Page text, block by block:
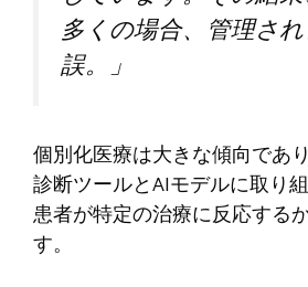
多くの場合、管理さ
誤。」
個別化医療は大きな傾向であ
診断ツールとAIモデルに取り
患者が特定の治療に反応する
す。